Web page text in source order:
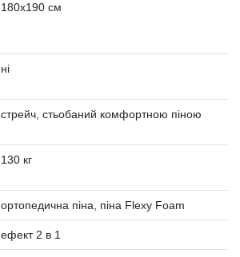
180x190 см
ні
стрейч, стьобаний комфортною піною
130 кг
ортопедична піна, піна Flexy Foam
ефект 2 в 1